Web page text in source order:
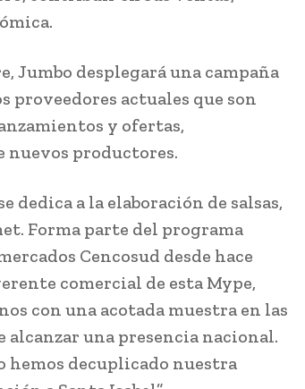
Jumbo desplegará una campaña
proveedores actuales que son
y ofertas,
productores.
dedica a la elaboración de salsas,
Forma parte del programa
Cencosud desde hace
comercial de esta Mype,
con una acotada muestra en las
alcanzar una presencia nacional.
hemos decuplicado nuestra